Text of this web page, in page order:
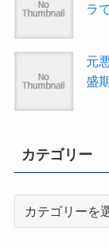
ラ
元
盛
カテゴリー